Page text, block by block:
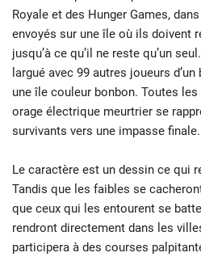
Royale et des Hunger Games,
envoyés sur une île où ils doivent
jusqu’à ce qu’il ne reste qu’un
largué avec 99 autres joueurs
une île couleur bonbon. Toutes
orage électrique meurtrier se
survivants vers une impasse finale.
Le caractère est un dessin ce qui
Tandis que les faibles se
que ceux qui les entourent se
rendront directement dans les
participera à des courses